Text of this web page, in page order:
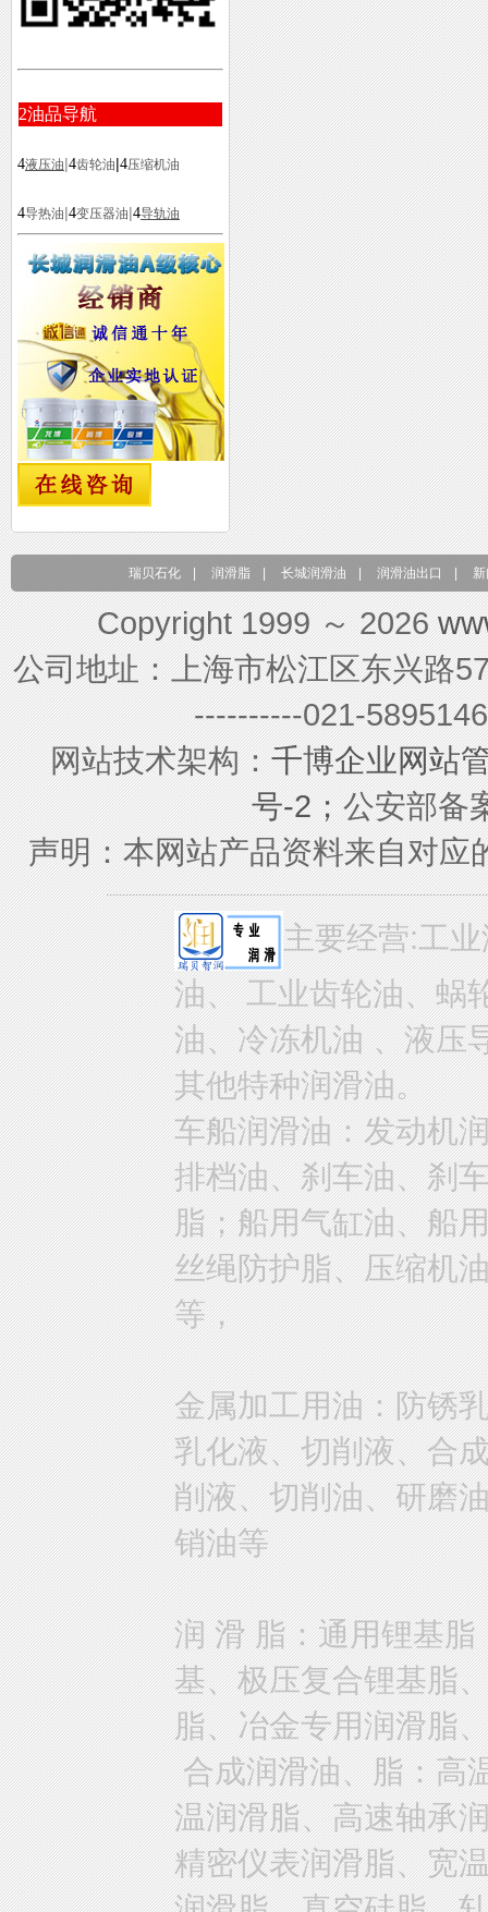
2油品导航
4液压油|4齿轮油|4压缩机油
4导热油|4变压器油|4导轨油
瑞贝石化 润滑脂 长城润滑油 润滑油出口
Copyright 1999 ～ 2026
公司地址：上海市松江区东兴路
----------021-
网站技术架构：千博企业网站
号-2；公安部备
声明：本网站产品资料来自对
主要经营:工
油、 工业齿轮油、蜗
油、冷冻机油 、液压
其他特种润滑油。
车船润滑油：发动机
排档油、刹车油、刹
脂；船用气缸油、船
丝绳防护脂、压缩机
等，
金属加工用油：防锈
乳化液、切削液、合
削液、切削油、研磨
销油等
润 滑 脂：通用锂基
基、极压复合锂基脂
脂、冶金专用润滑脂
合成润滑油、脂：高
温润滑脂、高速轴承
精密仪表润滑脂、宽